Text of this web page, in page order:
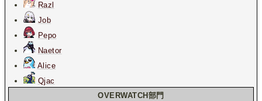
Razl
Job
Pepo
Naetor
Alice
Qjac
OVERWATCH部門